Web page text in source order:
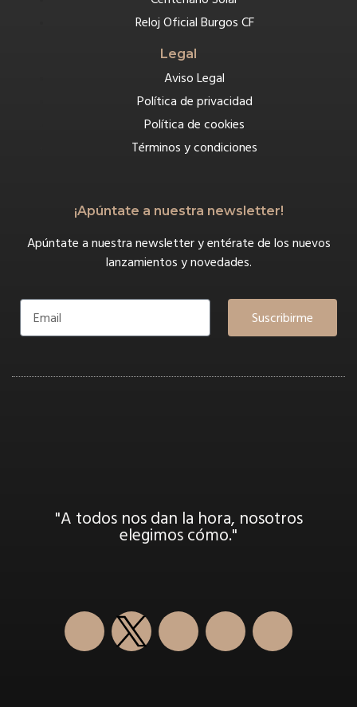
Reloj Oficial Burgos CF
Legal
Aviso Legal
Política de privacidad
Política de cookies
Términos y condiciones
¡Apúntate a nuestra newsletter!
Apúntate a nuestra newsletter y entérate de los nuevos
lanzamientos y novedades.
Suscribirme
"A todos nos dan la hora, nosotros
elegimos cómo."